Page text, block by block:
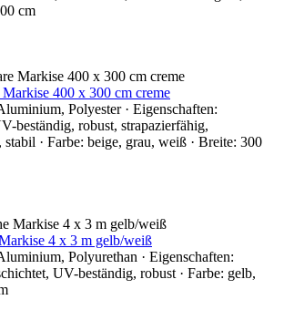
cm
400 x 300 cm creme
Polyester · Eigenschaften:
beständig, robust, strapazierfähig,
· Farbe: beige, grau, weiß · Breite: 300
4 x 3 m gelb/weiß
Polyurethan · Eigenschaften:
UV-beständig, robust · Farbe: gelb,